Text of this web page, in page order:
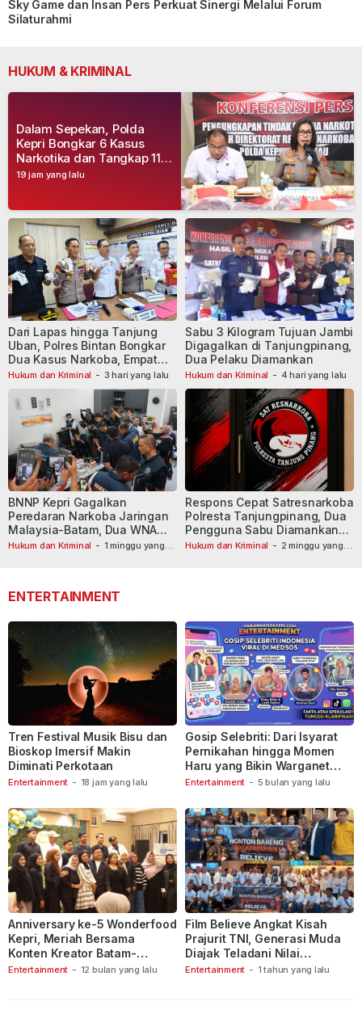
Sky Game dan Insan Pers Perkuat Sinergi Melalui Forum
Silaturahmi
HUKUM & KRIMINAL
19 jam yang lalu
Dalam Sepekan, Polda
Kepri Bongkar 6 Kasus
Narkotika dan Tangkap 11
Tersangka
Hukum dan Kriminal - 3 hari yang lalu
Dari Lapas hingga Tanjung
Uban, Polres Bintan Bongkar
Dua Kasus Narkoba, Empat
Tersangka Dibekuk
Hukum dan Kriminal - 4 hari yang lalu
Sabu 3 Kilogram Tujuan Jambi
Digagalkan di Tanjungpinang,
Dua Pelaku Diamankan
Hukum dan Kriminal - 1 minggu yang
BNNP Kepri Gagalkan
Peredaran Narkoba Jaringan
Malaysia-Batam, Dua WNA
Masih Diburu
Hukum dan Kriminal - 2 minggu yang
Respons Cepat Satresnarkoba
Polresta Tanjungpinang, Dua
Pengguna Sabu Diamankan
Usai Dilaporkan ke Call Center
ENTERTAINMENT
Entertainment - 18 jam yang lalu
Tren Festival Musik Bisu dan
Bioskop Imersif Makin
Diminati Perkotaan
Entertainment - 5 bulan yang lalu
Gosip Selebriti: Dari Isyarat
Pernikahan hingga Momen
Haru yang Bikin Warganet
Berspekulasi
Entertainment - 12 bulan yang lalu
Anniversary ke-5 Wonderfood
Kepri, Meriah Bersama
Konten Kreator Batam-
Tanjungpinang
Entertainment - 1 tahun yang lalu
Film Believe Angkat Kisah
Prajurit TNI, Generasi Muda
Diajak Teladani Nilai
Keberanian